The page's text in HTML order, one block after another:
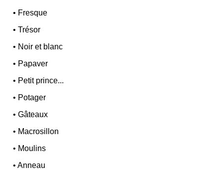
• Fresque
•Trésor
• Noir et blanc
• Papaver
• Petit prince...
• Potager
•Gâteaux
• Macrosillon
• Moulins
•Anneau